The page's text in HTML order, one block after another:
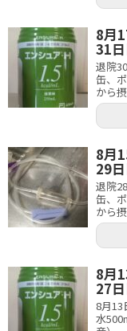
8月
31
退院
缶、
から
8月
29
退院
缶、
から
8月
27
8月13
水